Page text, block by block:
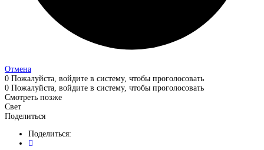
Отмена
0 Пожалуйста, войдите в систему, чтобы проголосовать
0 Пожалуйста, войдите в систему, чтобы проголосовать
Смотреть позже
Свет
Поделиться
Поделиться: